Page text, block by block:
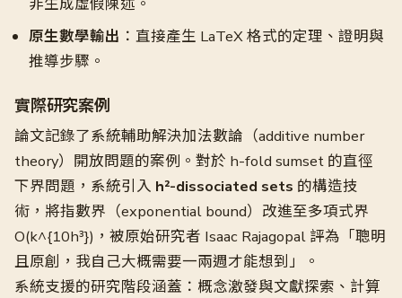
原生數學輸出 ：直接產生 LaTeX 格式的定理、證明與
推導步驟。
實際研究案例
論文記錄了系統輔助解決加法數論（additive number
theory）開放問題的案例。對於 h-fold sumset 的直徑
下界問題，系統引入 h²-dissociated sets 的構造技
術，將指數界（exponential bound）改進至多項式界
O(k^{10h³})，被原始研究者 Isaac Rajagopal 評為「聰明
且原創，我自己大概需要一兩週才能想到」。
系統支援的研究階段涵蓋：概念激發與文獻探索、計算